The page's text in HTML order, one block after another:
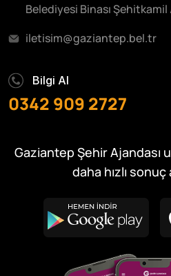
Belediyesi Binası
iletisim@gaziantep.bel.tr
Bilgi Al
0342 909 2727
Gaziantep Şehir Ajandası
daha hızlı